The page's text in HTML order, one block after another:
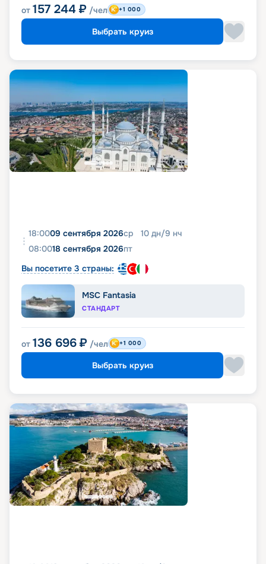
от 157 244 ₽ /чел +1 000
Выбрать круиз
18:0009 сентября 2026ср 10 дн/9 нч
08:0018 сентября 2026пт
Вы посетите 3 страны:
MSC Fantasia
СТАНДАРТ
от 136 696 ₽ /чел +1 000
Выбрать круиз